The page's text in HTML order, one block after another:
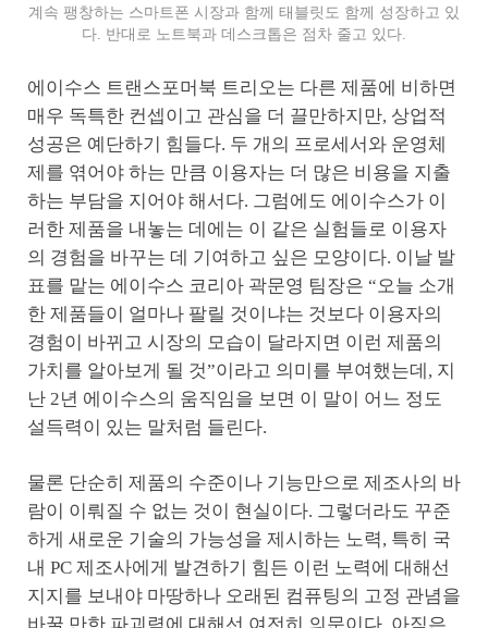
계속 팽창하는 스마트폰 시장과 함께 태블릿도 함께 성장하고 있
다. 반대로 노트북과 데스크톱은 점차 줄고 있다.
에이수스 트랜스포머북 트리오는 다른 제품에 비하면
매우 독특한 컨셉이고 관심을 더 끌만하지만, 상업적
성공은 예단하기 힘들다. 두 개의 프로세서와 운영체
제를 엮어야 하는 만큼 이용자는 더 많은 비용을 지출
하는 부담을 지어야 해서다. 그럼에도 에이수스가 이
러한 제품을 내놓는 데에는 이 같은 실험들로 이용자
의 경험을 바꾸는 데 기여하고 싶은 모양이다. 이날 발
표를 맡는 에이수스 코리아 곽문영 팀장은 “오늘 소개
한 제품들이 얼마나 팔릴 것이냐는 것보다 이용자의
경험이 바뀌고 시장의 모습이 달라지면 이런 제품의
가치를 알아보게 될 것”이라고 의미를 부여했는데, 지
난 2년 에이수스의 움직임을 보면 이 말이 어느 정도
설득력이 있는 말처럼 들린다.
물론 단순히 제품의 수준이나 기능만으로 제조사의 바
람이 이뤄질 수 없는 것이 현실이다. 그렇더라도 꾸준
하게 새로운 기술의 가능성을 제시하는 노력, 특히 국
내 PC 제조사에게 발견하기 힘든 이런 노력에 대해선
지지를 보내야 마땅하나 오래된 컴퓨팅의 고정 관념을